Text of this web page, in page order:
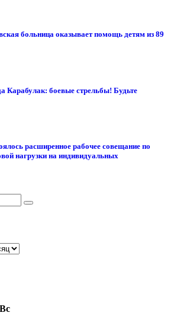
больница оказывает помощь детям из 89
Карабулак: боевые стрельбы! Будьте
расширенное рабочее совещание по
нагрузки на индивидуальных
Вс